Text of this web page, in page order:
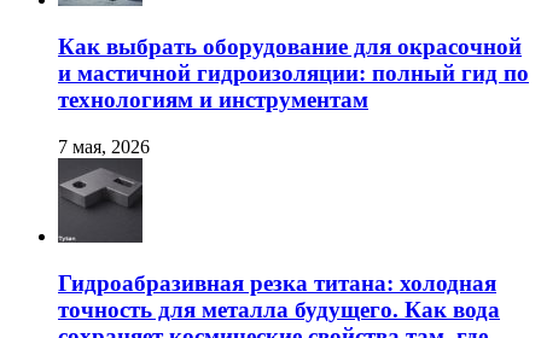
Как выбрать оборудование для окрасочной
и мастичной гидроизоляции: полный гид по
технологиям и инструментам
7 мая, 2026
Гидроабразивная резка титана: холодная
точность для металла будущего. Как вода